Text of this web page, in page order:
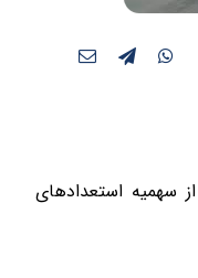
سهمیه استعدادهای